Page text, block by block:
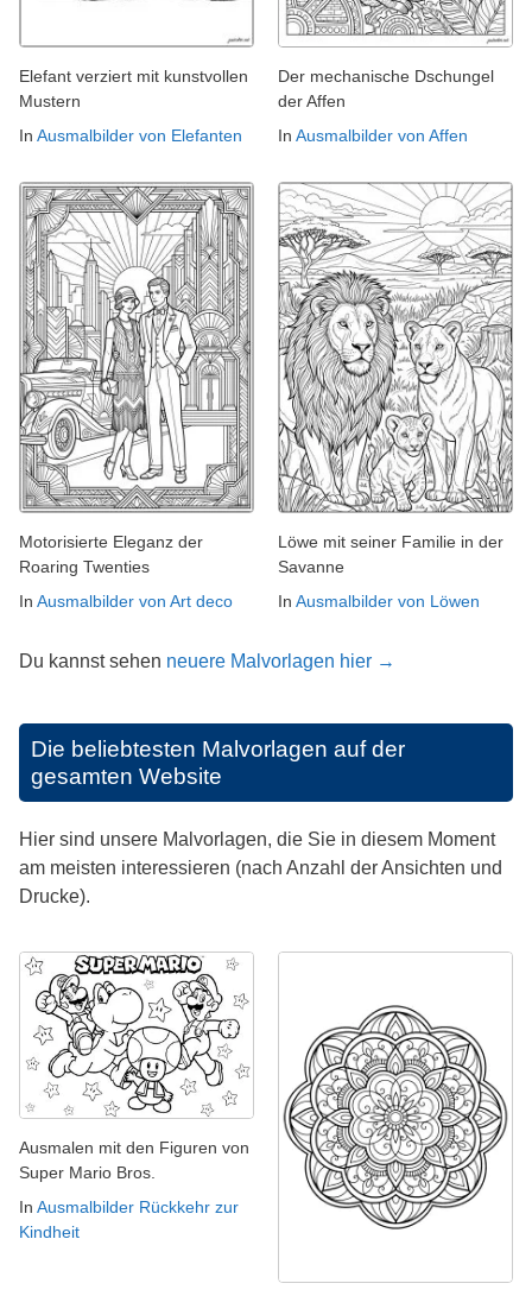
Elefant verziert mit kunstvollen
Mustern
In Ausmalbilder von Elefanten
Der mechanische Dschungel
der Affen
In Ausmalbilder von Affen
Motorisierte Eleganz der
Roaring Twenties
In Ausmalbilder von Art deco
Löwe mit seiner Familie in der
Savanne
In Ausmalbilder von Löwen
Du kannst sehen neuere Malvorlagen hier →
Die beliebtesten Malvorlagen auf der
gesamten Website
Hier sind unsere Malvorlagen, die Sie in diesem Moment
am meisten interessieren (nach Anzahl der Ansichten und
Drucke).
Ausmalen mit den Figuren von
Super Mario Bros.
In Ausmalbilder Rückkehr zur
Kindheit